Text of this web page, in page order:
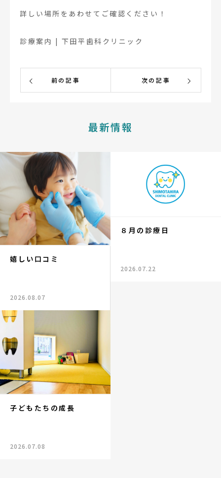
詳しい場所をあわせてご確認ください！
診療案内 | 下田平歯科クリニック
前の記事 次の記事
最新情報
嬉しい口コミ
2026.08.07
８月の診療日
2026.07.22
子どもたちの成長
2026.07.08